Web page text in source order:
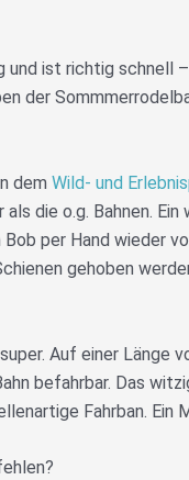
und ist richtig schnell
der
dem Wild- und
die o.g. Bahnen.
per Hand wieder
gehoben
Auf einer Länge
befahrbar. Das
Fahrban. Ein